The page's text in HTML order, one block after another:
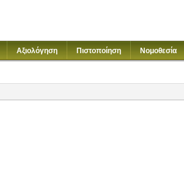
Αξιολόγηση Πιστοποίηση Νομοθεσία